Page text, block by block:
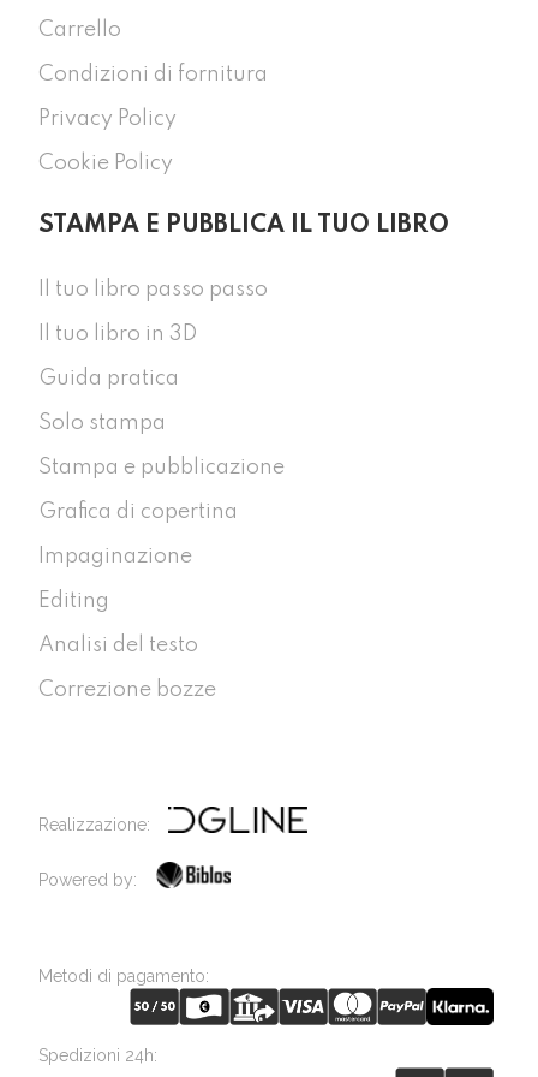
Carrello
Condizioni di fornitura
Privacy Policy
Cookie Policy
STAMPA E PUBBLICA IL TUO LIBRO
Il tuo libro passo passo
Il tuo libro in 3D
Guida pratica
Solo stampa
Stampa e pubblicazione
Grafica di copertina
Impaginazione
Editing
Analisi del testo
Correzione bozze
Realizzazione:
Powered by:
Metodi di pagamento:
Spedizioni 24h: